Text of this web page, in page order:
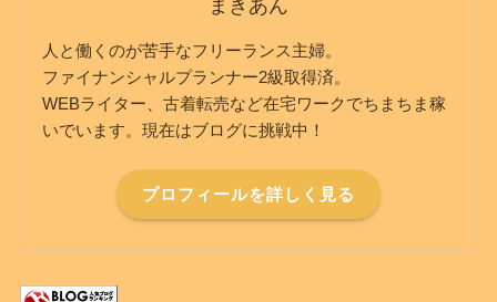
まきあん
人と働くのが苦手なフリーランス主婦。
ファイナンシャルプランナー2級取得済。
WEBライター、古着転売など在宅ワークでちまちま稼
いでいます。現在はブログに挑戦中！
プロフィールを詳しく見る